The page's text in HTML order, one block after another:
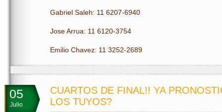
Gabriel Saleh: 11 6207-6940
Jose Arrua: 11 6120-3754
Emilio Chavez: 11 3252-2689
05
Julio
CUARTOS DE FINAL!! YA
LOS TUYOS?